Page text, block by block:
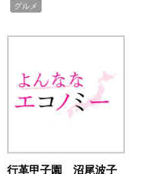
グルメ
行革甲子園 沼尾波子